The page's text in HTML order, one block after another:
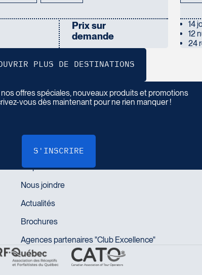
Prix sur
demande
14
12
24
Inscrivez-vous à not re infolettre
nos offres spéciales, nouveaux produits et promotions
vous dès maintenant pour ne rien manquer !